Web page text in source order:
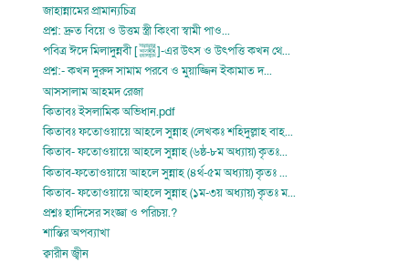
জাহান্নামের প্রামান্যচিত্র
প্রশ্ন: দ্রুত বিয়ে ও উত্তম স্ত্রী কিংবা স্বামী পাও...
পবিত্র ঈদে মিলাদুন্নবী [ﷺ]-এর উৎস ও উৎপত্তি কখন থে...
প্রশ্ন:- কখন দুরুদ সামাম পরবে ও মুয়াজ্জিন ইকামাত দ...
আসসালাম আহমদ রেজা
কিতাবঃ ইসলামিক অভিধান.pdf
কিতাবঃ ফতোওয়ায়ে আহলে সুন্নাহ (লেখকঃ শহিদুল্লাহ বাহ...
কিতাব- ফতোওয়ায়ে আহলে সুন্নাহ (৬ষ্ঠ-৮ম অধ্যায়) কৃতঃ...
কিতাব-ফতোওয়ায়ে আহলে সুন্নাহ (৪র্থ-৫ম অধ্যায়) কৃতঃ ...
কিতাব- ফতোওয়ায়ে আহলে সুন্নাহ (১ম-৩য় অধ্যায়) কৃতঃ ম...
প্রশ্নঃ হাদিসের সংজ্ঞা ও পরিচয়.?
শান্তির অপব্যাখা
ক্বারীন জ্বীন